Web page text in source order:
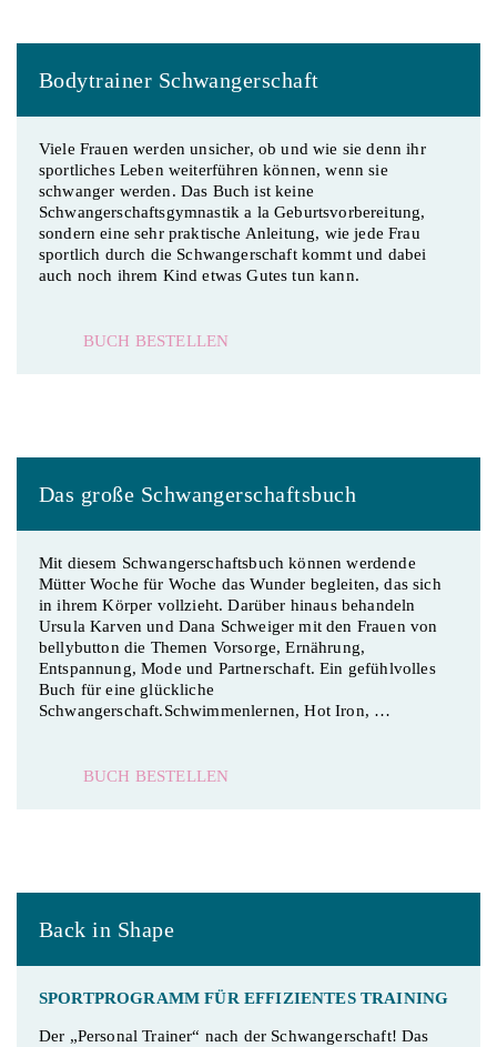
Bodytrainer Schwangerschaft
Viele Frauen werden unsicher, ob und wie sie denn ihr
sportliches Leben weiterführen können, wenn sie
schwanger werden. Das Buch ist keine
Schwangerschaftsgymnastik a la Geburtsvorbereitung,
sondern eine sehr praktische Anleitung, wie jede Frau
sportlich durch die Schwangerschaft kommt und dabei
auch noch ihrem Kind etwas Gutes tun kann.
BUCH BESTELLEN
Das große Schwangerschaftsbuch
Mit diesem Schwangerschaftsbuch können werdende
Mütter Woche für Woche das Wunder begleiten, das sich
in ihrem Körper vollzieht. Darüber hinaus behandeln
Ursula Karven und Dana Schweiger mit den Frauen von
bellybutton die Themen Vorsorge, Ernährung,
Entspannung, Mode und Partnerschaft. Ein gefühlvolles
Buch für eine glückliche
Schwangerschaft.Schwimmenlernen, Hot Iron, …
BUCH BESTELLEN
Back in Shape
SPORTPROGRAMM FÜR EFFIZIENTES TRAINING
Der „Personal Trainer“ nach der Schwangerschaft! Das